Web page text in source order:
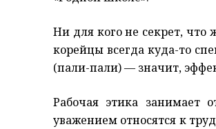
Ни для кого не секрет, что
корейцы всегда куда-то
(пали-пали) — значит,
Рабочая этика занимает
уважением относятся к